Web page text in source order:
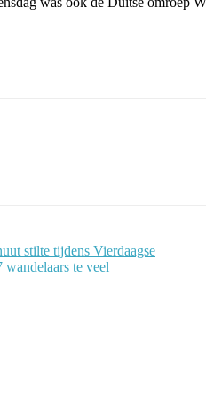
stilte tijdens Vierdaagse
wandelaars te veel